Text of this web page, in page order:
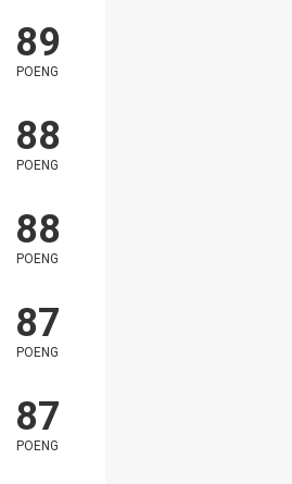
89
POENG
88
POENG
88
POENG
87
POENG
87
POENG